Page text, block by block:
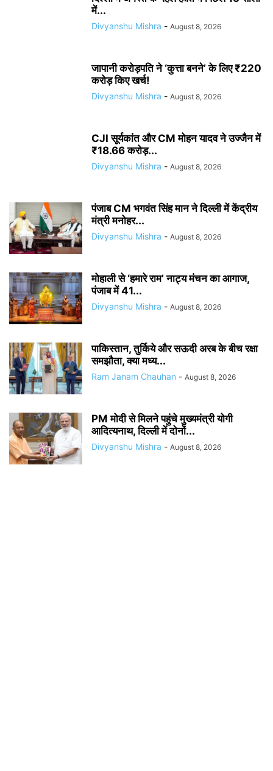
में...
Divyanshu Mishra - August 8, 2026
जापानी करोड़पति ने ‘कुत्ता बनने’ के लिए ₹220
करोड़ किए खर्च!
Divyanshu Mishra - August 8, 2026
CJI सूर्यकांत और CM मोहन यादव ने उज्जैन में
₹18.66 करोड़...
Divyanshu Mishra - August 8, 2026
पंजाब CM भगवंत सिंह मान ने दिल्ली में केंद्रीय
मंत्री मनोहर...
Divyanshu Mishra - August 8, 2026
मोहाली से ‘हमारे राम’ नाट्य मंचन का आगाज,
पंजाब में 41...
Divyanshu Mishra - August 8, 2026
पाकिस्तान, तुर्किये और सऊदी अरब के बीच रक्षा
समझौता, क्या मध्य...
Ram Janam Chauhan - August 8, 2026
PM मोदी से मिलने पहुंचे मुख्यमंत्री योगी
आदित्यनाथ, दिल्ली में दोनों...
Divyanshu Mishra - August 8, 2026